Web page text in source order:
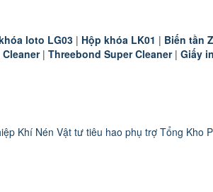
loto LG03 | Hộp khóa LK01 | Biến tần
| Threebond Super Cleaner| Giấy
Khí Nén Vật tư tiêu hao phụ trợ Tổng Kho